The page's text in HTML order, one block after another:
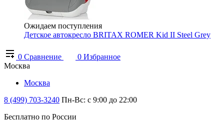
Ожидаем поступления
Детское автокресло BRITAX ROMER Kid II Steel Grey
0 Сравнение 0 Избранное
Москва
Москва
8 (499) 703-3240 Пн-Вс: с 9:00 до 22:00
Бесплатно по России